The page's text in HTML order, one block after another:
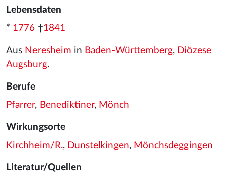
Lebensdaten
* 1776 †1841
Aus Neresheim in Baden-Württemberg, Diözese
Augsburg.
Berufe
Pfarrer, Benediktiner, Mönch
Wirkungsorte
Kirchheim/R., Dunstelkingen, Mönchsdeggingen
Literatur/Quellen